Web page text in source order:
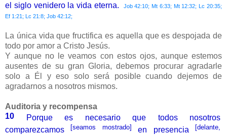
el siglo venidero la vida eterna.
Job 42:10; Mt 6:33; Mt 12:32; Lc 20:35;
Ef 1:21; Lc 21:8; Job 42:12;
La única vida que fructifica es aquella que es despojada de
todo por amor a Cristo Jesús.
Y aunque no le veamos con estos ojos, aunque estemos
ausentes de su gran Gloria, debemos procurar agradarle
solo a Él y eso solo será posible cuando dejemos de
agradarnos a nosotros mismos.
Auditoria y recompensa
10
Porque es necesario que todos nosotros
comparezcamos
[seamos mostrado] en presencia
[delante,